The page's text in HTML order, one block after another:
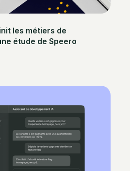
les métiers de
étude de Speero